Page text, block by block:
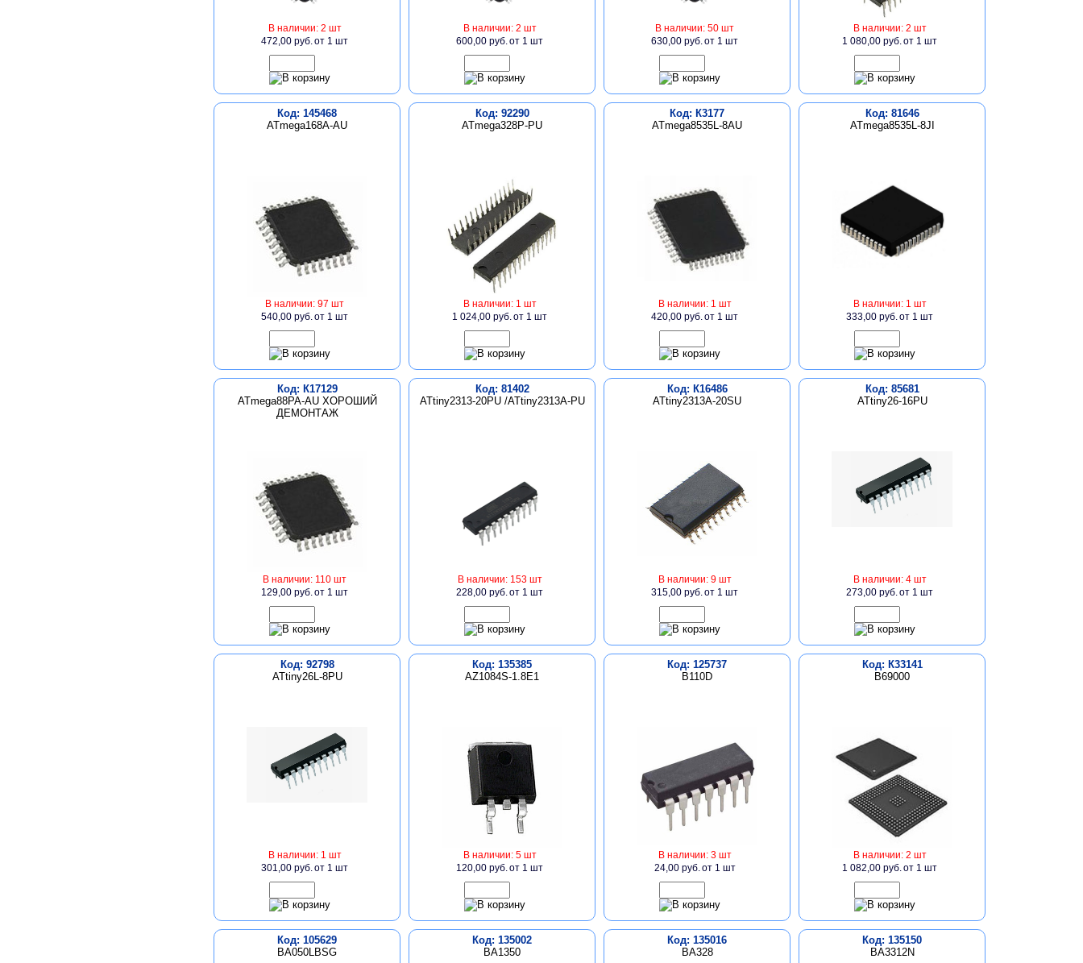
В наличии: 2 шт
472,00 руб.от 1 шт
В наличии: 2 шт
600,00 руб.от 1 шт
В наличии: 50 шт
630,00 руб.от 1 шт
В наличии: 2 шт
1 080,00 руб.от 1 шт
Код: 145468
ATmega168A-AU
В наличии: 97 шт
540,00 руб.от 1 шт
Код: 92290
ATmega328P-PU
В наличии: 1 шт
1 024,00 руб.от 1 шт
Код: К3177
ATmega8535L-8AU
В наличии: 1 шт
420,00 руб.от 1 шт
Код: 81646
ATmega8535L-8JI
В наличии: 1 шт
333,00 руб.от 1 шт
Код: К17129
ATmega88PA-AU ХОРОШИЙ
ДЕМОНТАЖ
В наличии: 110 шт
129,00 руб.от 1 шт
Код: 81402
ATtiny2313-20PU /ATtiny2313A-PU
В наличии: 153 шт
228,00 руб.от 1 шт
Код: К16486
ATtiny2313A-20SU
В наличии: 9 шт
315,00 руб.от 1 шт
Код: 85681
ATtiny26-16PU
В наличии: 4 шт
273,00 руб.от 1 шт
Код: 92798
ATtiny26L-8PU
В наличии: 1 шт
301,00 руб.от 1 шт
Код: 135385
AZ1084S-1.8E1
В наличии: 5 шт
120,00 руб.от 1 шт
Код: 125737
B110D
В наличии: 3 шт
24,00 руб.от 1 шт
Код: К33141
B69000
В наличии: 2 шт
1 082,00 руб.от 1 шт
Код: 105629
BA050LBSG
Код: 135002
BA1350
Код: 135016
BA328
Код: 135150
BA3312N